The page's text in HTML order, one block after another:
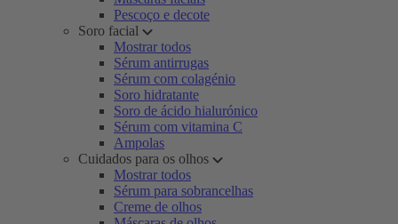
Pescoço e decote
Soro facial
Mostrar todos
Sérum antirrugas
Sérum com colagénio
Soro hidratante
Soro de ácido hialurónico
Sérum com vitamina C
Ampolas
Cuidados para os olhos
Mostrar todos
Sérum para sobrancelhas
Creme de olhos